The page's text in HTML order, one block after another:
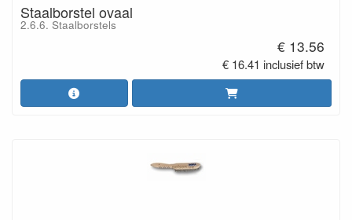
Staalborstel ovaal
2.6.6. Staalborstels
€ 13.56
€ 16.41 inclusief btw